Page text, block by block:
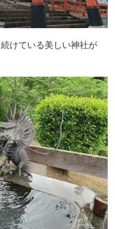
けている美しい神社が